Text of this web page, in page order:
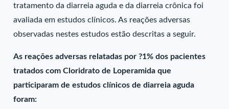
tratamento da diarreia aguda e da diarreia crônica foi
avaliada em estudos clínicos. As reações adversas
observadas nestes estudos estão descritas a seguir.
As reações adversas relatadas por ?1% dos pacientes
tratados com Cloridrato de Loperamida que
participaram de estudos clínicos de diarreia aguda
foram: